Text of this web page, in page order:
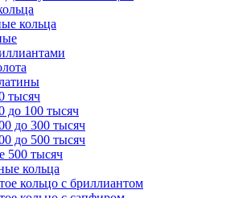
кольца
тысяч
до 100 тысяч
до 300 тысяч
до 500 тысяч
500 тысяч
кольца
кольцо с бриллиантом